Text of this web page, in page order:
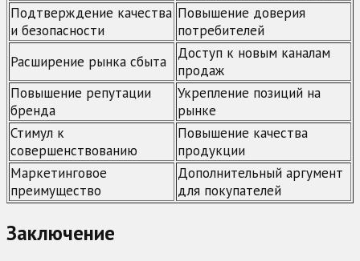
Подтверждение качества
и безопасности
Повышение доверия
потребителей
Расширение рынка сбыта
Доступ к новым каналам
продаж
Повышение репутации
бренда
Укрепление позиций на
рынке
Стимул к
совершенствованию
Повышение качества
продукции
Маркетинговое
преимущество
Дополнительный аргумент
для покупателей
Заключение